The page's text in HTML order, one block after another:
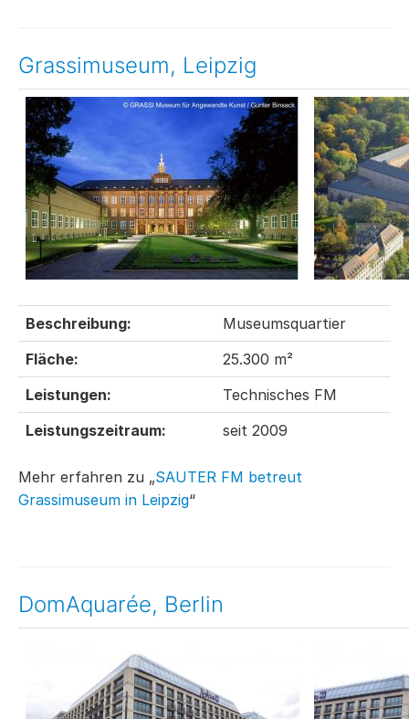
Grassimuseum, Leipzig
Beschreibung:
Museumsquartier
Fläche:
25.300 m²
Leistungen:
Technisches FM
Leistungszeitraum:
seit 2009
Mehr erfahren zu „SAUTER FM betreut
Grassimuseum in Leipzig“
DomAquarée, Berlin